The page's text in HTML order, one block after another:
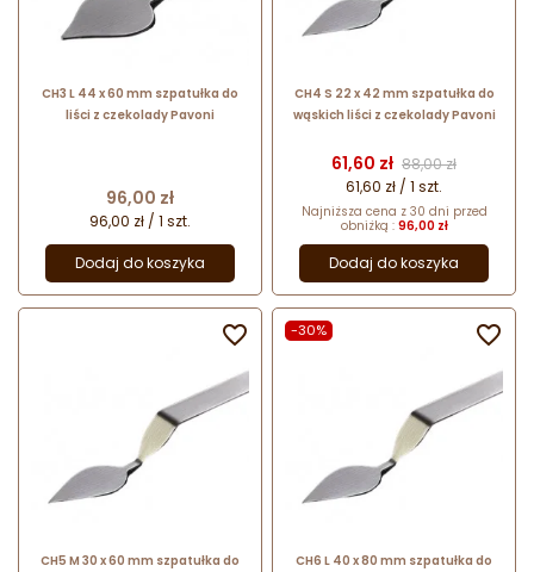
CH3 L 44 x 60 mm szpatułka do
liści z czekolady Pavoni
Cena
96,00 zł
96,00 zł / 1 szt.
Dodaj do koszyka
CH4 S 22 x 42 mm szpatułka do
wąskich liści z czekolady Pavoni
Cena
61,60 zł Cena
88,00 zł
61,60 zł / 1 szt.
Najniższa cena z 30 dni przed
obniżką : 96,00 zł
Dodaj do koszyka
CH5 M 30 x 60 mm szpatułka do
 -30%
CH6 L 40 x 80 mm szpatułka do
